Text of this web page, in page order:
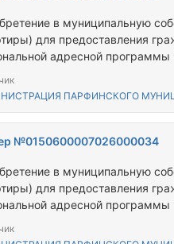
в муниципальную
для предоставления
адресной
фонда"ПАРФИНСКОГО
№0150600007026000034
в муниципальную
для предоставления
адресной
фонда"